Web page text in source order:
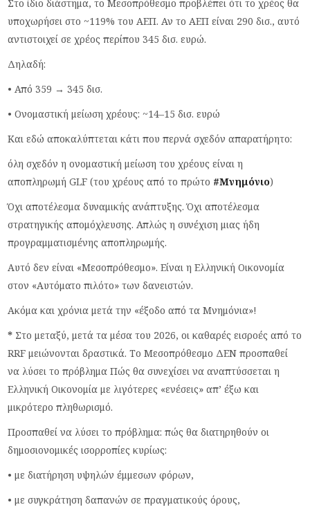
Στο ίδιο διάστημα, το Μεσοπρόθεσμο προβλέπει ότι το χρέος θα
υποχωρήσει στο ~119% του ΑΕΠ. Αν το ΑΕΠ είναι 290 δισ., αυτό
αντιστοιχεί σε χρέος περίπου 345 δισ. ευρώ.
Δηλαδή:
• Από 359 → 345 δισ.
• Ονομαστική μείωση χρέους: ~14–15 δισ. ευρώ
Και εδώ αποκαλύπτεται κάτι που περνά σχεδόν απαρατήρητο:
όλη σχεδόν η ονομαστική μείωση του χρέους είναι η
αποπληρωμή GLF (του χρέους από το πρώτο #Μνημόνιο)
Όχι αποτέλεσμα δυναμικής ανάπτυξης. Όχι αποτέλεσμα
στρατηγικής απομόχλευσης. Απλώς η συνέχιση μιας ήδη
προγραμματισμένης αποπληρωμής.
Αυτό δεν είναι «Μεσοπρόθεσμο». Είναι η Ελληνική Οικονομία
στον «Αυτόματο πιλότο» των δανειστών.
Ακόμα και χρόνια μετά την «έξοδο από τα Μνημόνια»!
* Στο μεταξύ, μετά τα μέσα του 2026, οι καθαρές εισροές από το
RRF μειώνονται δραστικά. Το Μεσοπρόθεσμο ΔΕΝ προσπαθεί
να λύσει το πρόβλημα Πώς θα συνεχίσει να αναπτύσσεται η
Ελληνική Οικονομία με λιγότερες «ενέσεις» απ’ έξω και
μικρότερο πληθωρισμό.
Προσπαθεί να λύσει το πρόβλημα: πώς θα διατηρηθούν οι
δημοσιονομικές ισορροπίες κυρίως:
• με διατήρηση υψηλών έμμεσων φόρων,
• με συγκράτηση δαπανών σε πραγματικούς όρους,